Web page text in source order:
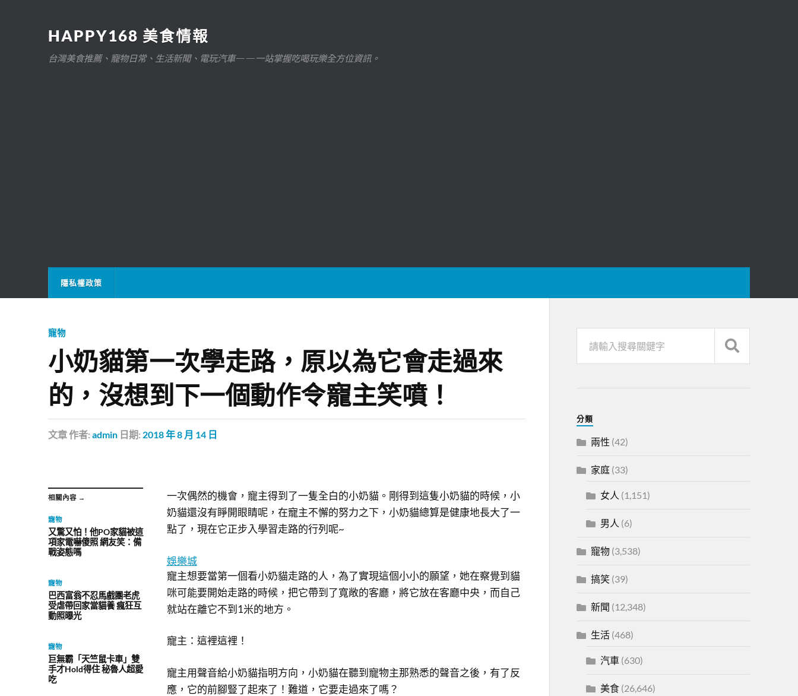
HAPPY168 美食情報
台灣美食推薦、寵物日常、生活新聞、電玩汽車——一站掌握吃喝玩樂全方位資訊。
隱私權政策
寵物
小奶貓第一次學走路，原以為它會走過來
的，沒想到下一個動作令寵主笑噴！
文章作者: admin 日期: 2018 年 8 月 14 日
相關內容 →
寵物
又驚又怕！他PO家貓被這
項家電嚇傻照 網友笑：備
戰姿態嗎
寵物
巴西富翁不忍馬戲團老虎
受虐帶回家當貓養 瘋狂互
動照曝光
寵物
巨無霸「天竺鼠卡車」雙
手才Hold得住 秘魯人超愛
吃
一次偶然的機會，寵主得到了一隻全白的小奶貓。剛得到這隻小奶貓的時候，小
奶貓還沒有睜開眼睛呢，在寵主不懈的努力之下，小奶貓總算是健康地長大了一
點了，現在它正步入學習走路的行列呢~
娛樂城
寵主想要當第一個看小奶貓走路的人，為了實現這個小小的願望，她在察覺到貓
咪可能要開始走路的時候，把它帶到了寬敞的客廳，將它放在客廳中央，而自己
就站在離它不到1米的地方。
寵主：這裡這裡！
寵主用聲音給小奶貓指明方向，小奶貓在聽到寵物主那熟悉的聲音之後，有了反
應，它的前腳豎了起來了！難道，它要走過來了嗎？
分類
兩性 (42)
家庭(33)
女人 (1,151)
男人 (6)
寵物(3,538)
搞笑(39)
新聞 (12,348)
生活(468)
汽車(630)
美食(26,646)